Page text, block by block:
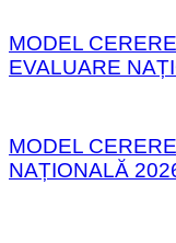
MODEL
EVALUARE
MODEL
NAȚIONALĂ